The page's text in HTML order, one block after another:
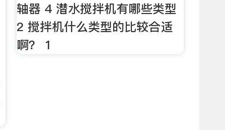
轴器 4 潜水搅拌机有哪些类型
2 搅拌机什么类型的比较合适
啊？ 1